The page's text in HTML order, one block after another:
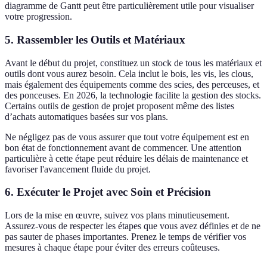
diagramme de Gantt peut être particulièrement utile pour visualiser
votre progression.
5. Rassembler les Outils et Matériaux
Avant le début du projet, constituez un stock de tous les matériaux et
outils dont vous aurez besoin. Cela inclut le bois, les vis, les clous,
mais également des équipements comme des scies, des perceuses, et
des ponceuses. En 2026, la technologie facilite la gestion des stocks.
Certains outils de gestion de projet proposent même des listes
d’achats automatiques basées sur vos plans.
Ne négligez pas de vous assurer que tout votre équipement est en
bon état de fonctionnement avant de commencer. Une attention
particulière à cette étape peut réduire les délais de maintenance et
favoriser l'avancement fluide du projet.
6. Exécuter le Projet avec Soin et Précision
Lors de la mise en œuvre, suivez vos plans minutieusement.
Assurez-vous de respecter les étapes que vous avez définies et de ne
pas sauter de phases importantes. Prenez le temps de vérifier vos
mesures à chaque étape pour éviter des erreurs coûteuses.